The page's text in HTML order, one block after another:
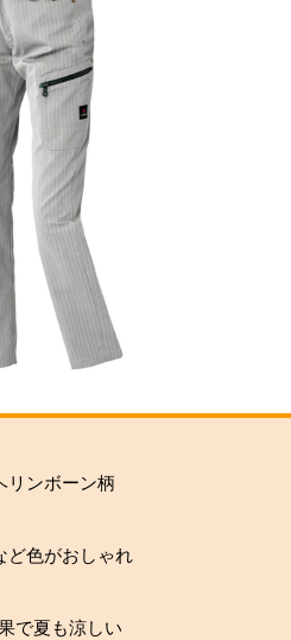
リンボーン柄
ど色がおしゃれ
で夏も涼しい